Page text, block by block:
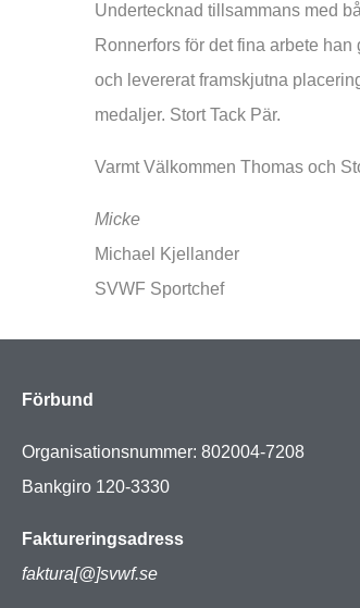
Undertecknad tillsammans med
Ronnerfors för det fina arbete
och levererat framskjutna
medaljer. Stort Tack Pär.
Varmt Välkommen Thomas och
Micke
Michael Kjellander
SVWF Sportchef
Förbund
Organisationsnummer: 802004-7208
Bankgiro 120-3330
Faktureringsadress
faktura[@]svwf.se